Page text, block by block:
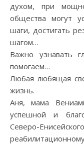
духом, при
общества могут
шаги, достигать
шагом…
Важно узнавать
помогаем…
Любая любящая
жизнь.
Аня, мама
успешной и
Северо-